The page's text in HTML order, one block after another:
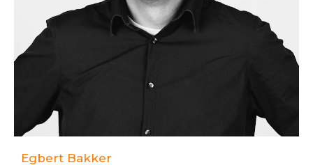
Egbert Bakker